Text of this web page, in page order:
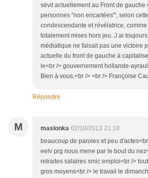
sėvit actuellement au Front de gauche
personnes "non encartées'", selon
condescendante et révélatrice,
totalement mises hors jeu. J.ai
médiatique ne faisait pas une victoire
actuelle du front de gauche à
le<br /> gouvernement hollande-
Bien à vous,<br /> <br /> Françoise
Répondre
M maslonka 02/10/2013 21:18
beaucoup de paroles et peu
eelv prg nous mene par le bout du
retraites salaires smic emploi<br />
gros moyens<br /> le travail le